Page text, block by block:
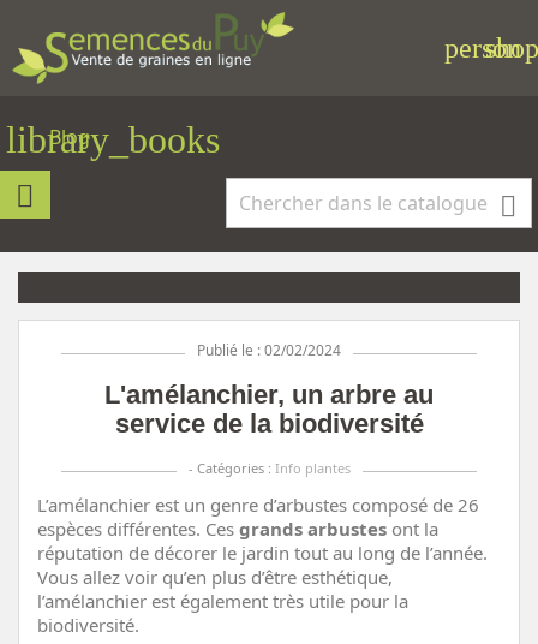
person
library_books
Blog

Publié le : 02/02/2024
L'amélanchier, un arbre au
service de la biodiversité
- Catégories : Info plantes
L’amélanchier est un genre d’arbustes composé de 26
espèces différentes. Ces grands arbustes ont la
réputation de décorer le jardin tout au long de l’année.
Vous allez voir qu’en plus d’être esthétique,
l’amélanchier est également très utile pour la
biodiversité.